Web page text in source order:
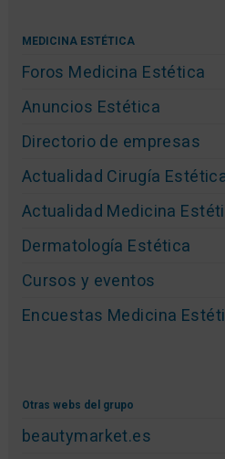
MEDICINA ESTÉTICA
Foros Medicina Estética
Anuncios Estética
Directorio de empresas
Actualidad Cirugía
Actualidad Medicina
Dermatología Estética
Cursos y eventos
Encuestas Medicina
Otras webs del grupo
beautymarket.es